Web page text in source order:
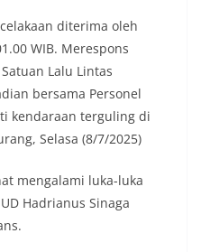
imbauan terkait
DDS ini juga
sarana deteksi dini (early
potensi gangguan
masyarakat
tempat tinggal warga.
tersebut,
potensi kerawanan,
dapat mengganggu
menjelang
RI yang biasanya
diterima oleh
WIB. Merespons
Lalu Lintas
bersama Personel
kendaraan terguling di
Selasa (8/7/2025)
mengalami luka-luka
Hadrianus Sinaga